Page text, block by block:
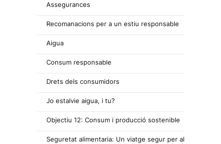
Assegurances
Recomanacions per a un estiu responsable
Aigua
Consum responsable
Drets dels consumidors
Jo estalvie aigua, i tu?
Objectiu 12: Consum i producció sostenible
Seguretat alimentaria: Un viatge segur per al